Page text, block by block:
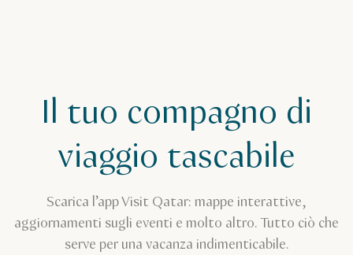
Il tuo compagno di
viaggio tascabile
Scarica l’app Visit Qatar: mappe interattive,
aggiornamenti sugli eventi e molto altro. Tutto ciò che
serve per una vacanza indimenticabile.